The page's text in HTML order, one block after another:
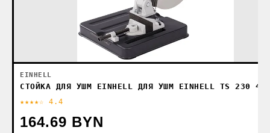
EINHELL
СТОЙКА ДЛЯ УШМ EINHELL ДЛЯ УШМ EINHELL TS 230
★★★★☆ 4.4
164.69 BYN